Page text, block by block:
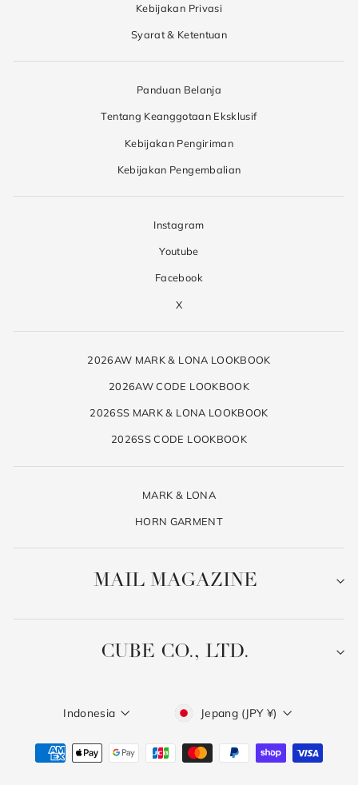
Kebijakan Privasi
Syarat & Ketentuan
Panduan Belanja
Tentang Keanggotaan Eksklusif
Kebijakan Pengiriman
Kebijakan Pengembalian
Instagram
Youtube
Facebook
X
2026AW MARK & LONA LOOKBOOK
2026AW CODE LOOKBOOK
2026SS MARK & LONA LOOKBOOK
2026SS CODE LOOKBOOK
MARK & LONA
HORN GARMENT
MAIL MAGAZINE
CUBE CO., LTD.
Language
Indonesia Currency
Jepang (JPY ¥)